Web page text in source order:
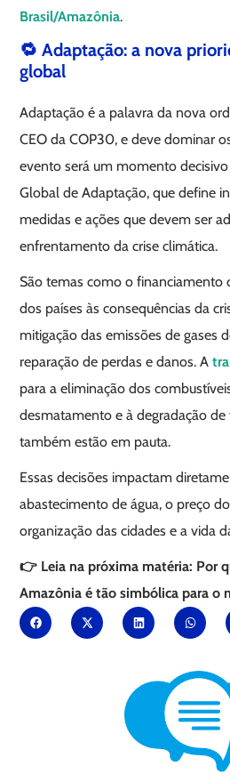
Brasil/Amazônia.
🔁 Adaptação: a nova
global
Adaptação é a palavra da nova
CEO da COP30, e deve dominar
evento será um momento
Global de Adaptação, que define
medidas e ações que devem ser
enfrentamento da crise climática.
São temas como o financiamento
dos países às consequências da
mitigação das emissões de gases
reparação de perdas e danos. A
para a eliminação dos
desmatamento e à degradação de
também estão em pauta.
Essas decisões impactam
abastecimento de água, o preço
organização das cidades e a vida
👉 Leia na próxima matéria: Por
Amazônia é tão simbólica para o